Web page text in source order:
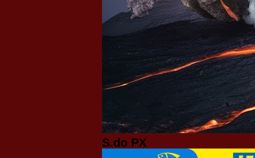
S.do PX